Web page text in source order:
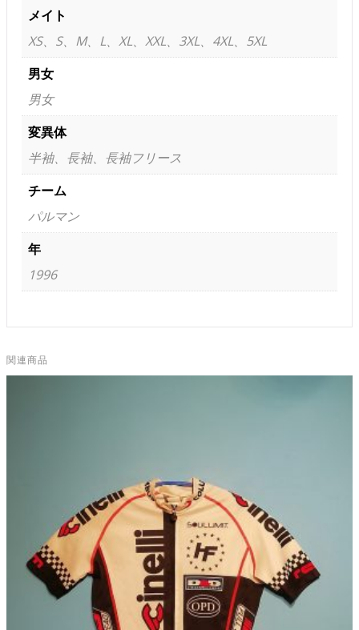
メイト
XS、S、M、L、XL、XXL、3XL、4XL、5XL
男女
男女
変異体
半袖、長袖、長袖フリース
チーム
パルマン
年
1996
関連商品